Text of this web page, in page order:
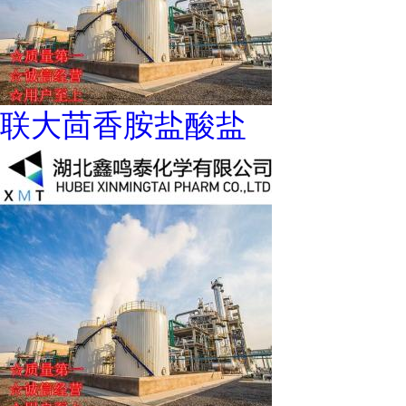
联大茴香胺盐酸盐